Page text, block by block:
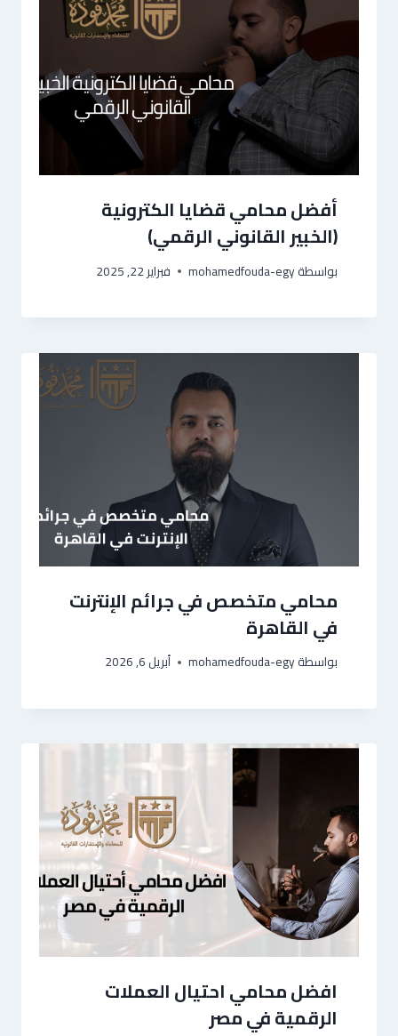
أفضل محامي قضايا الكترونية
(الخبير القانوني الرقمي)
بواسطةmohamedfouda-egy فبراير 22, 2025
محامي متخصص في جرائم الإنترنت
في القاهرة
بواسطةmohamedfouda-egy أبريل 6, 2026
افضل محامي احتيال العملات
الرقمية في مصر